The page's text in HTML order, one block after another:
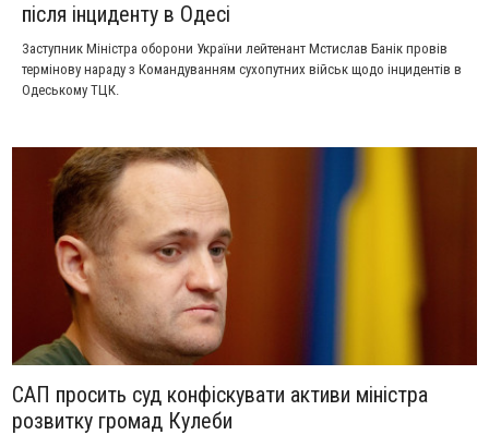
після інциденту в Одесі
Заступник Міністра оборони України лейтенант Мстислав Банік провів
термінову нараду з Командуванням сухопутних військ щодо інцидентів в
Одеському ТЦК.
САП просить суд конфіскувати активи міністра
розвитку громад Кулеби